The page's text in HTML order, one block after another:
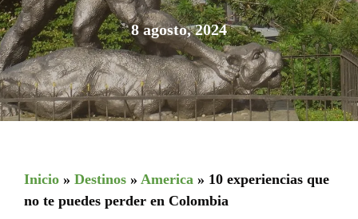
8 agosto, 2024
Inicio » Destinos » America » 10 experiencias que
no te puedes perder en Colombia